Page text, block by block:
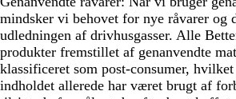
mindsker vi behovet for nye råvarer og
udledningen af drivhusgasser. Alle
produkter fremstillet af genanvendte
klassificeret som post-consumer,
indholdet allerede har været brugt af